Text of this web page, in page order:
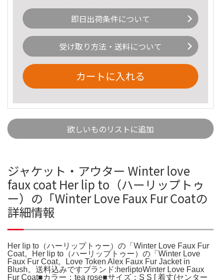
即日出荷条件について
受け取り方法・送料について
カートに入れる
欲しいものリストに追加
ジャケット・アウター Winter love
faux coat Her lip to（ハーリップトゥ
ー）の「Winter Love Faux Fur Coatの
詳細情報
Her lip to（ハーリップトゥー）の「Winter Love Faux Fur
Coat。Her lip to（ハーリップトゥー）の「Winter Love
Faux Fur Coat。Love Token Alex Faux Fur Jacket in
Blush。送料込みですブランド:herliptoWinter Love Faux
Fur Coat■カラー：tea rose■サイズ：S S [ 着丈(センター